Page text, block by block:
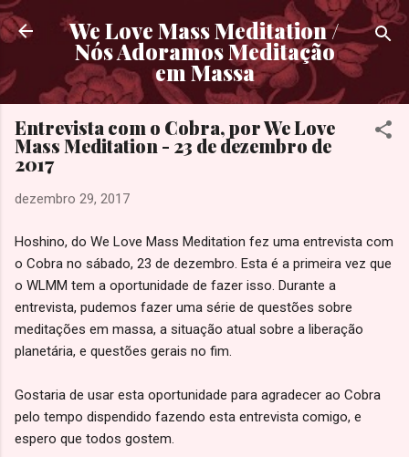
Pular para o conteúdo principal
We Love Mass Meditation /
Nós Adoramos Meditação
em Massa
Entrevista com o Cobra, por We Love
Mass Meditation - 23 de dezembro de
2017
dezembro 29, 2017
Hoshino, do We Love Mass Meditation fez uma entrevista com
o Cobra no sábado, 23 de dezembro. Esta é a primeira vez que
o WLMM tem a oportunidade de fazer isso. Durante a
entrevista, pudemos fazer uma série de questões sobre
meditações em massa, a situação atual sobre a liberação
planetária, e questões gerais no fim.
Gostaria de usar esta oportunidade para agradecer ao Cobra
pelo tempo dispendido fazendo esta entrevista comigo, e
espero que todos gostem.